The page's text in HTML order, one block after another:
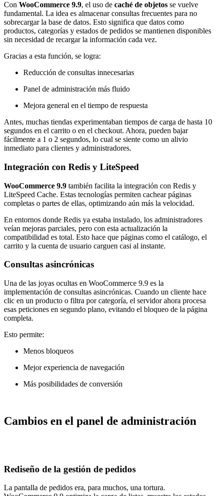
Con WooCommerce 9.9, el uso de caché de objetos se vuelve
fundamental. La idea es almacenar consultas frecuentes para no
sobrecargar la base de datos. Esto significa que datos como
productos, categorías y estados de pedidos se mantienen disponibles
sin necesidad de recargar la información cada vez.
Gracias a esta función, se logra:
Reducción de consultas innecesarias
Panel de administración más fluido
Mejora general en el tiempo de respuesta
Antes, muchas tiendas experimentaban tiempos de carga de hasta 10
segundos en el carrito o en el checkout. Ahora, pueden bajar
fácilmente a 1 o 2 segundos, lo cual se siente como un alivio
inmediato para clientes y administradores.
Integración con Redis y LiteSpeed
WooCommerce 9.9 también facilita la integración con Redis y
LiteSpeed Cache. Estas tecnologías permiten cachear páginas
completas o partes de ellas, optimizando aún más la velocidad.
En entornos donde Redis ya estaba instalado, los administradores
veían mejoras parciales, pero con esta actualización la
compatibilidad es total. Esto hace que páginas como el catálogo, el
carrito y la cuenta de usuario carguen casi al instante.
Consultas asincrónicas
Una de las joyas ocultas en WooCommerce 9.9 es la
implementación de consultas asincrónicas. Cuando un cliente hace
clic en un producto o filtra por categoría, el servidor ahora procesa
esas peticiones en segundo plano, evitando el bloqueo de la página
completa.
Esto permite:
Menos bloqueos
Mejor experiencia de navegación
Más posibilidades de conversión
Cambios en el panel de administración
Rediseño de la gestión de pedidos
La pantalla de pedidos era, para muchos, una tortura.